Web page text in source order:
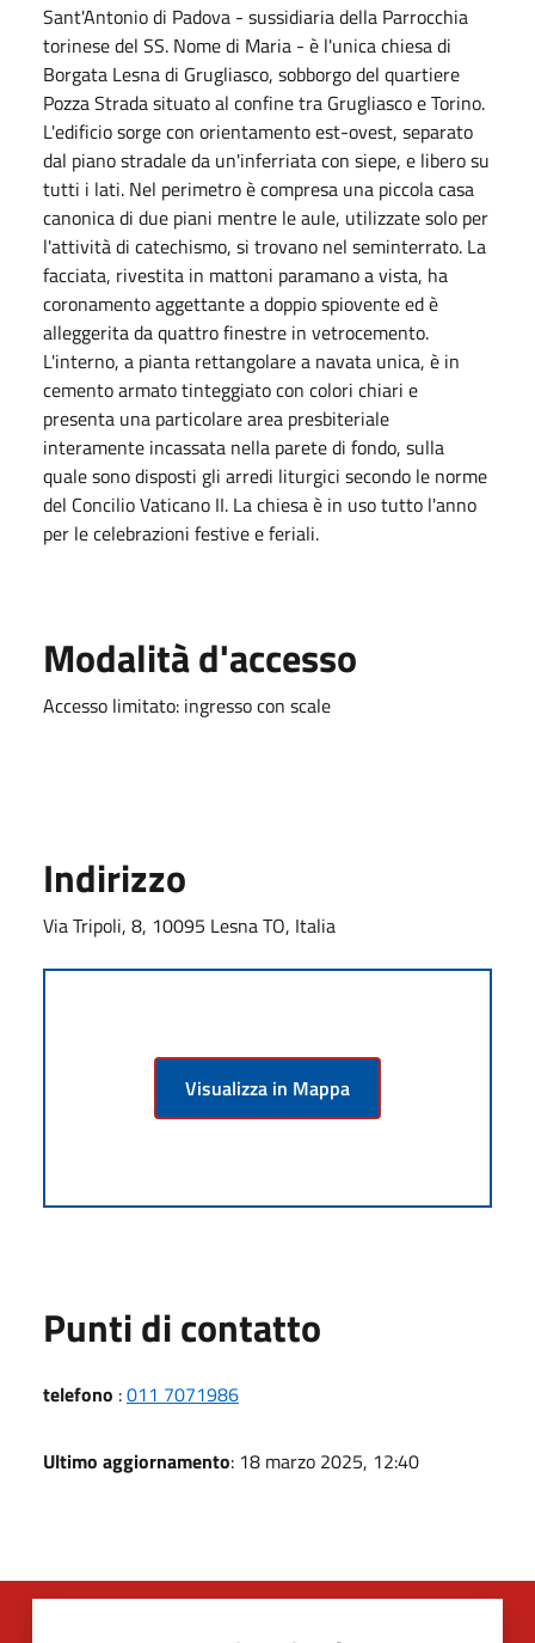
Sant'Antonio di Padova - sussidiaria della Parrocchia
torinese del SS. Nome di Maria - è l'unica chiesa di
Borgata Lesna di Grugliasco, sobborgo del quartiere
Pozza Strada situato al confine tra Grugliasco e Torino.
L'edificio sorge con orientamento est-ovest, separato
dal piano stradale da un'inferriata con siepe, e libero su
tutti i lati. Nel perimetro è compresa una piccola casa
canonica di due piani mentre le aule, utilizzate solo per
l'attività di catechismo, si trovano nel seminterrato. La
facciata, rivestita in mattoni paramano a vista, ha
coronamento aggettante a doppio spiovente ed è
alleggerita da quattro finestre in vetrocemento.
L'interno, a pianta rettangolare a navata unica, è in
cemento armato tinteggiato con colori chiari e
presenta una particolare area presbiteriale
interamente incassata nella parete di fondo, sulla
quale sono disposti gli arredi liturgici secondo le norme
del Concilio Vaticano II. La chiesa è in uso tutto l'anno
per le celebrazioni festive e feriali.
Modalità d'accesso
Accesso limitato: ingresso con scale
Indirizzo
Via Tripoli, 8, 10095 Lesna TO, Italia
Visualizza in Mappa
Punti di contatto
telefono :011 7071986
Ultimo aggiornamento: 18 marzo 2025, 12:40